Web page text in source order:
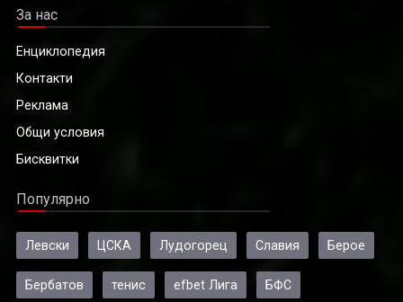
За нас
Енциклопедия
Контакти
Реклама
Общи условия
Бисквитки
Популярно
Левски ЦСКА Лудогорец Славия Берое
Бербатов тенис efbet Лига БФС